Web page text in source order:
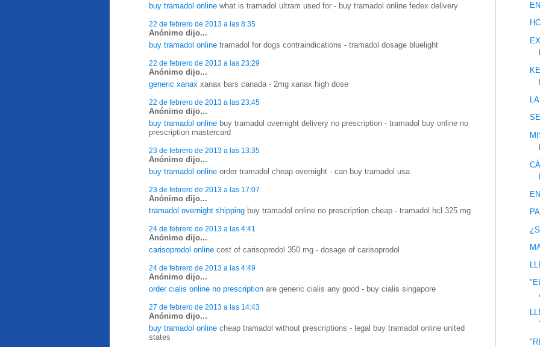
buy tramadol online what is tramadol ultram used for - buy tramadol online fedex delivery
22 de febrero de 2013 a las 8:35
Anónimo dijo...
buy tramadol online tramadol for dogs contraindications - tramadol dosage bluelight
22 de febrero de 2013 a las 23:29
Anónimo dijo...
generic xanax xanax bars canada - 2mg xanax high dose
22 de febrero de 2013 a las 23:45
Anónimo dijo...
buy tramadol online buy tramadol overnight delivery no prescription - tramadol buy online no
prescription mastercard
23 de febrero de 2013 a las 13:35
Anónimo dijo...
buy tramadol online order tramadol cheap overnight - can buy tramadol usa
23 de febrero de 2013 a las 17:07
Anónimo dijo...
tramadol overnight shipping buy tramadol online no prescription cheap - tramadol hcl 325 mg
24 de febrero de 2013 a las 4:41
Anónimo dijo...
carisoprodol online cost of carisoprodol 350 mg - dosage of carisoprodol
24 de febrero de 2013 a las 4:49
Anónimo dijo...
order cialis online no prescription are generic cialis any good - buy cialis singapore
27 de febrero de 2013 a las 14:43
Anónimo dijo...
buy tramadol online cheap tramadol without prescriptions - legal buy tramadol online united
states